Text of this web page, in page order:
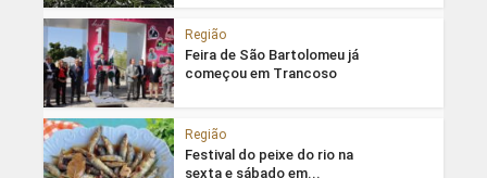
Região
Feira de São Bartolomeu já
começou em Trancoso
Região
Festival do peixe do rio na
sexta e sábado em...